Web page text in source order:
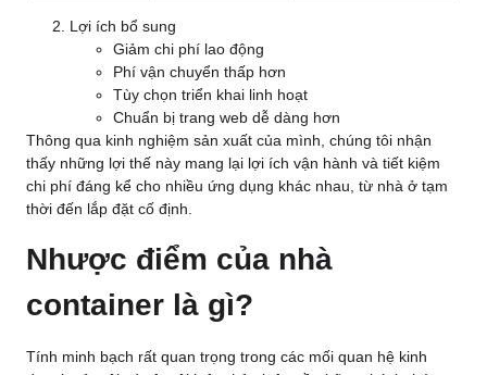
Lợi ích bổ sung
Giảm chi phí lao động
Phí vận chuyển thấp hơn
Tùy chọn triển khai linh hoạt
Chuẩn bị trang web dễ dàng hơn
Thông qua kinh nghiệm sản xuất của mình, chúng tôi nhận
thấy những lợi thế này mang lại lợi ích vận hành và tiết kiệm
chi phí đáng kể cho nhiều ứng dụng khác nhau, từ nhà ở tạm
thời đến lắp đặt cố định.
Nhược điểm của nhà
container là gì?
Tính minh bạch rất quan trọng trong các mối quan hệ kinh